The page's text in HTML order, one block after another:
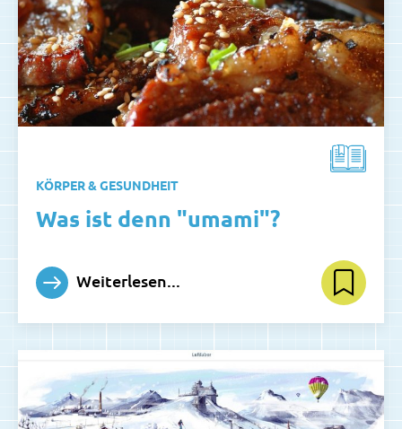
KÖRPER & GESUNDHEIT
Was ist denn "umami"?
Weiterlesen...